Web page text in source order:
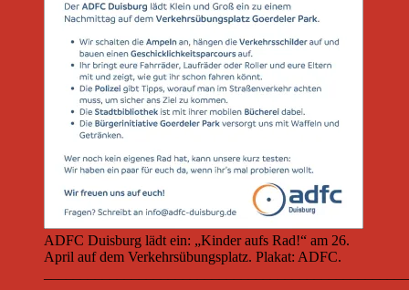
ADFC Duisburg lädt ein: „Kinder aufs Rad!“ am 26.
April auf dem Verkehrsübungsplatz. Plakat: ADFC.